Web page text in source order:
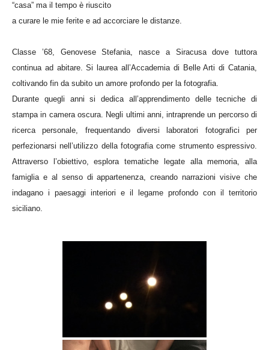
“casa” ma il tempo è riuscito
a curare le mie ferite e ad accorciare le distanze.
Classe ’68, Genovese Stefania, nasce a Siracusa dove tuttora
continua ad abitare. Si laurea all’Accademia di Belle Arti di Catania,
coltivando fin da subito un amore profondo per la fotografia.
Durante quegli anni si dedica all’apprendimento delle tecniche di
stampa in camera oscura. Negli ultimi anni, intraprende un percorso di
ricerca personale, frequentando diversi laboratori fotografici per
perfezionarsi nell’utilizzo della fotografia come strumento espressivo.
Attraverso l’obiettivo, esplora tematiche legate alla memoria, alla
famiglia e al senso di appartenenza, creando narrazioni visive che
indagano i paesaggi interiori e il legame profondo con il territorio
siciliano.